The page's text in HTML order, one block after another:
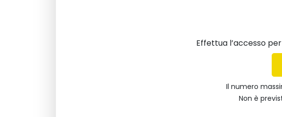
Effettua l’accesso
Il numero
Non è